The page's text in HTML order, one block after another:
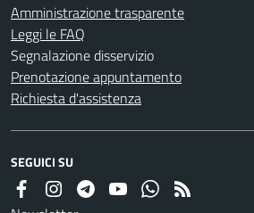
Amministrazione trasparente
Leggi le FAQ
Segnalazione disservizio
Prenotazione appuntamento
Richiesta d'assistenza
SEGUICI SU